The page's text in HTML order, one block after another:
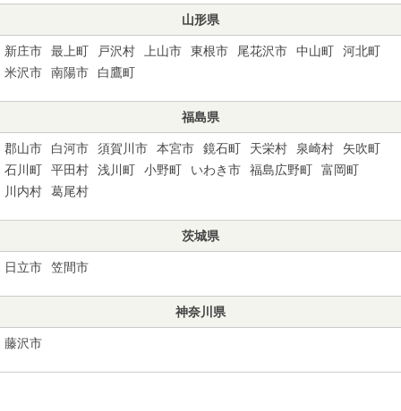
山形県
新庄市 最上町 戸沢村 上山市 東根市 尾花沢市 中山町
河北町
米沢市
南陽市 白鷹町
福島県
郡山市 白河市 須賀川市 本宮市 鏡石町 天栄村 泉崎村
矢吹町
石川町
平田村 浅川町 小野町 いわき市 福島広野町
富岡町
川内村
葛尾村
茨城県
日立市 笠間市
神奈川県
藤沢市